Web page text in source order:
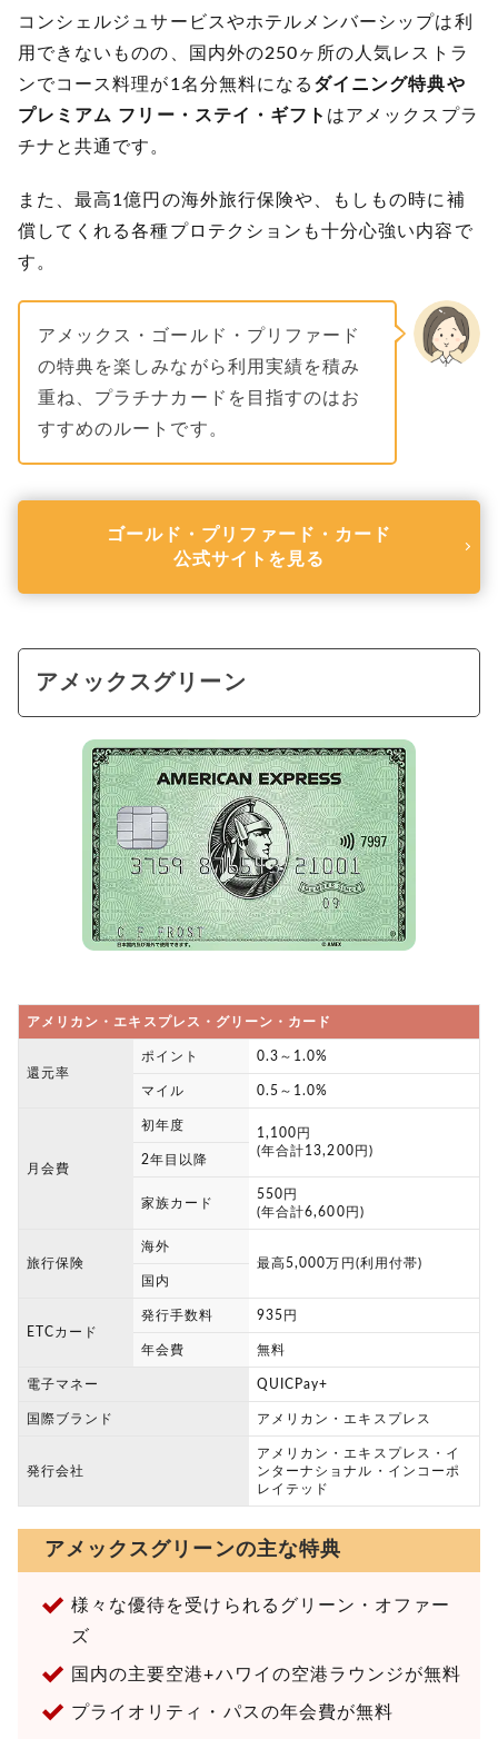
コンシェルジュサービスやホテルメンバーシップは利
用できないものの、国内外の250ヶ所の人気レストラ
ンでコース料理が1名分無料になる ダイニング特典や
プレミアム フリー・ステイ・ギフト はアメックスプラ
チナと共通です。
また、最高1億円の海外旅行保険や、もしもの時に補
償してくれる各種プロテクションも十分心強い内容で
す。
アメックス・ゴールド・プリファード
の特典を楽しみながら利用実績を積み
重ね、プラチナカードを目指すのはお
すすめのルートです。
ゴールド・プリファード・カード
公式サイトを見る
アメックスグリーン
アメリカン・エキスプレス・グリーン・カード
還元率
ポイント 0.3～1.0%
マイル 0.5～1.0%
月会費
初年度
1,100円
(年合計13,200円)
2年目以降
家族カード
550円
(年合計6,600円)
旅行保険
海外
最高5,000万円(利用付帯)
国内
ETCカード
発行手数料 935円
年会費 無料
電子マネー QUICPay+
国際ブランド アメリカン・エキスプレス
発行会社
アメリカン・エキスプレス・イ
ンターナショナル・インコーポ
レイテッド
アメックスグリーンの主な特典
様々な優待を受けられるグリーン・オファー
ズ
国内の主要空港+ハワイの空港ラウンジが無料
プライオリティ・パスの年会費が無料